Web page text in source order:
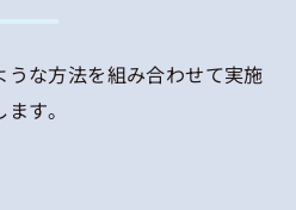
な方法を組み合わせて実施
ます。